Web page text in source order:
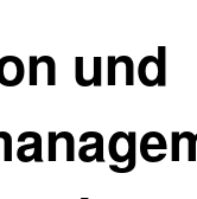
und